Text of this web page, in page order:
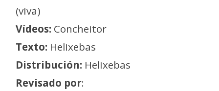
(viva)
Vídeos: Concheitor
Texto: Helixebas
Distribución: Helixebas
Revisado por: